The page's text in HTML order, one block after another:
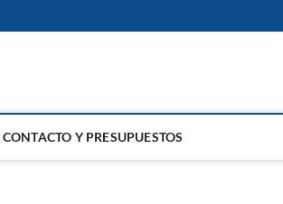
CONTACTO Y PRESUPUESTOS